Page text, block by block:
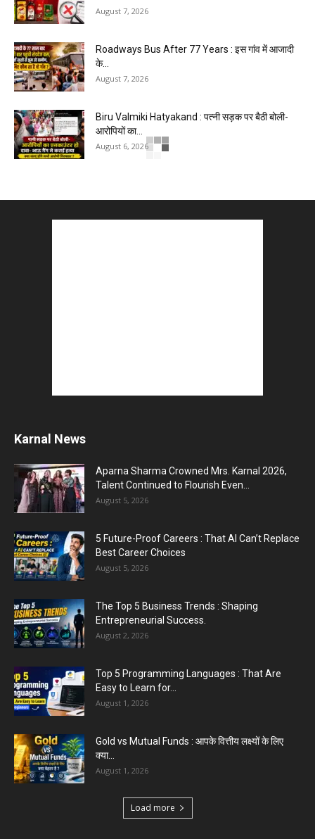
August 7, 2026
Roadways Bus After 77 Years : इस गांव में आजादी
के...
August 7, 2026
Biru Valmiki Hatyakand : पत्नी सड़क पर बैठी बोली-
आरोपियों का...
August 6, 2026
Karnal News
Aparna Sharma Crowned Mrs. Karnal 2026,
Talent Continued to Flourish Even...
August 5, 2026
5 Future-Proof Careers : That AI Can’t Replace
Best Career Choices
August 5, 2026
The Top 5 Business Trends : Shaping
Entrepreneurial Success.
August 2, 2026
Top 5 Programming Languages : That Are
Easy to Learn for...
August 1, 2026
Gold vs Mutual Funds : आपके वित्तीय लक्ष्यों के लिए
क्या...
August 1, 2026
Load more